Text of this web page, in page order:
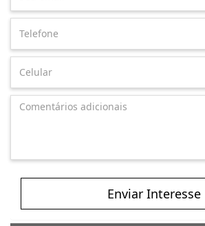
Enviar Interesse